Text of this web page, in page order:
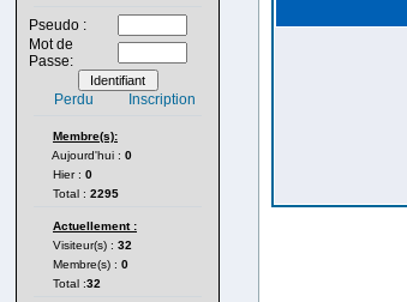
Pseudo :
Mot de
Passe:
Perdu Inscription
Membre(s):
Aujourd'hui : 0
Hier : 0
Total : 2295
Actuellement :
Visiteur(s) : 32
Membre(s) : 0
Total :32